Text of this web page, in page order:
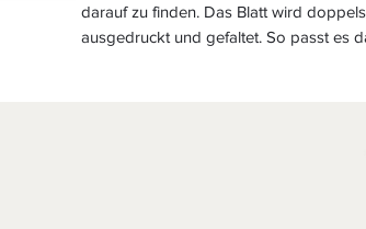
darauf zu finden. Das Blatt wird
ausgedruckt und gefaltet. So passt es